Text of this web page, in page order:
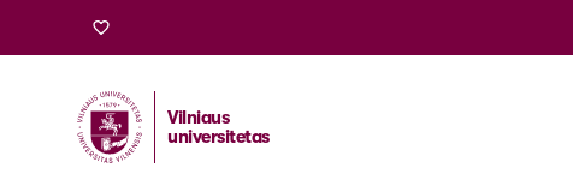
Vilniaus
universitetas